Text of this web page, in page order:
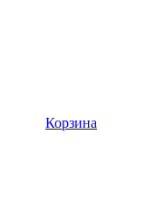
Корзина